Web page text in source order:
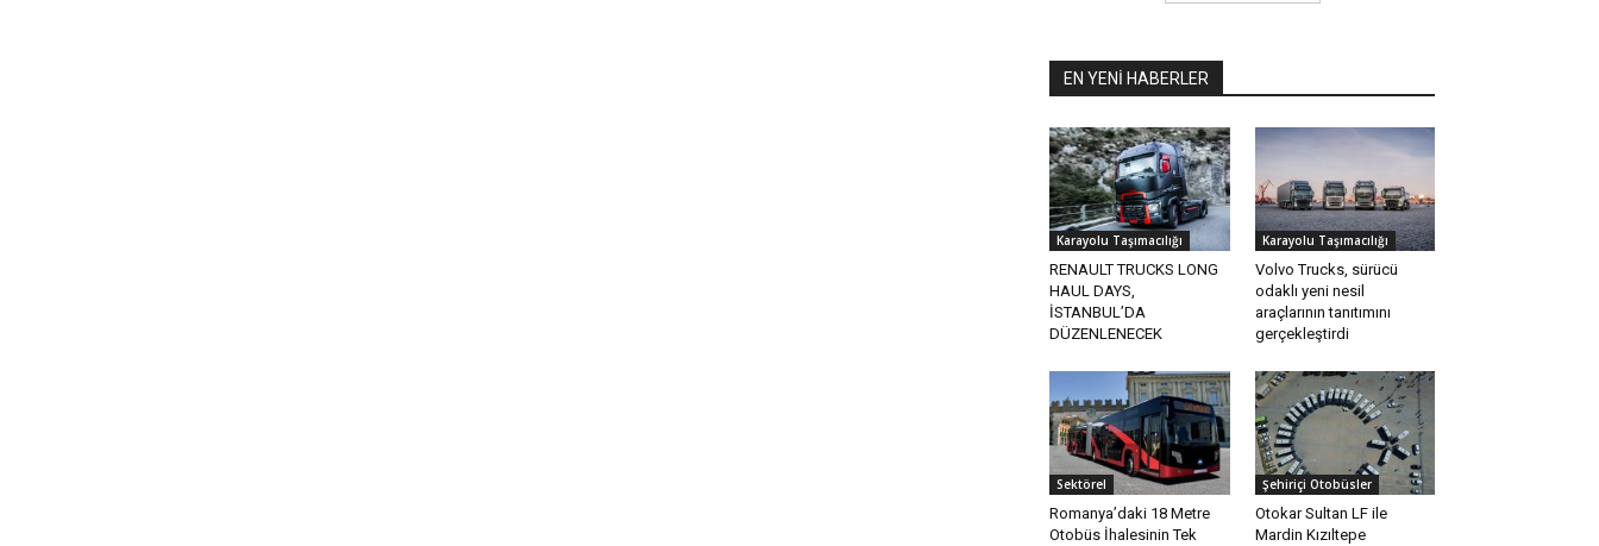
EN YENİ HABERLER
Karayolu Taşımacılığı
RENAULT TRUCKS LONG
HAUL DAYS,
İSTANBUL’DA
DÜZENLENECEK
Karayolu Taşımacılığı
Volvo Trucks, sürücü
odaklı yeni nesil
araçlarının tanıtımını
gerçekleştirdi
Sektörel
Romanya’daki 18 Metre
Otobüs İhalesinin Tek
Şehiriçi Otobüsler
Otokar Sultan LF ile
Mardin Kızıltepe